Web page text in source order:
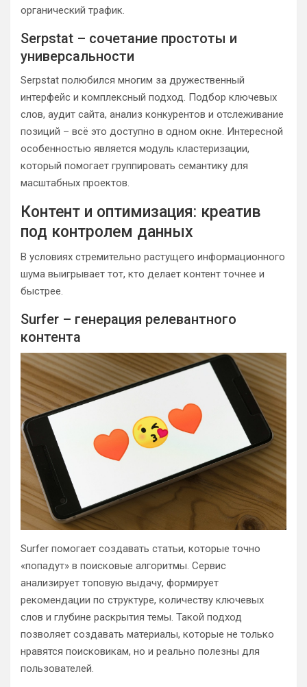
органический трафик.
Serpstat – сочетание простоты и
универсальности
Serpstat полюбился многим за дружественный
интерфейс и комплексный подход. Подбор ключевых
слов, аудит сайта, анализ конкурентов и отслеживание
позиций – всё это доступно в одном окне. Интересной
особенностью является модуль кластеризации,
который помогает группировать семантику для
масштабных проектов.
Контент и оптимизация: креатив
под контролем данных
В условиях стремительно растущего информационного
шума выигрывает тот, кто делает контент точнее и
быстрее.
Surfer – генерация релевантного
контента
Surfer помогает создавать статьи, которые точно
«попадут» в поисковые алгоритмы. Сервис
анализирует топовую выдачу, формирует
рекомендации по структуре, количеству ключевых
слов и глубине раскрытия темы. Такой подход
позволяет создавать материалы, которые не только
нравятся поисковикам, но и реально полезны для
пользователей.